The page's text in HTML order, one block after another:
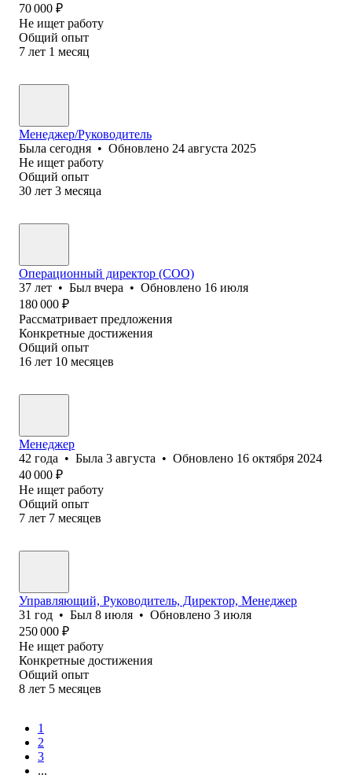
70 000 ₽
Не ищет работу
Общий опыт
7 лет 1 месяц
Менеджер/Руководитель
Была сегодня • Обновлено 24 августа 2025
Не ищет работу
Общий опыт
30 лет 3 месяца
Операционный директор (COO)
37 лет • Был вчера • Обновлено 16 июля
180 000 ₽
Рассматривает предложения
Конкретные достижения
Общий опыт
16 лет 10 месяцев
Менеджер
42 года • Была 3 августа • Обновлено 16 октября 2024
40 000 ₽
Не ищет работу
Общий опыт
7 лет 7 месяцев
Управляющий, Руководитель, Директор, Менеджер
31 год • Был 8 июля • Обновлено 3 июля
250 000 ₽
Не ищет работу
Конкретные достижения
Общий опыт
8 лет 5 месяцев
1
2
3
...